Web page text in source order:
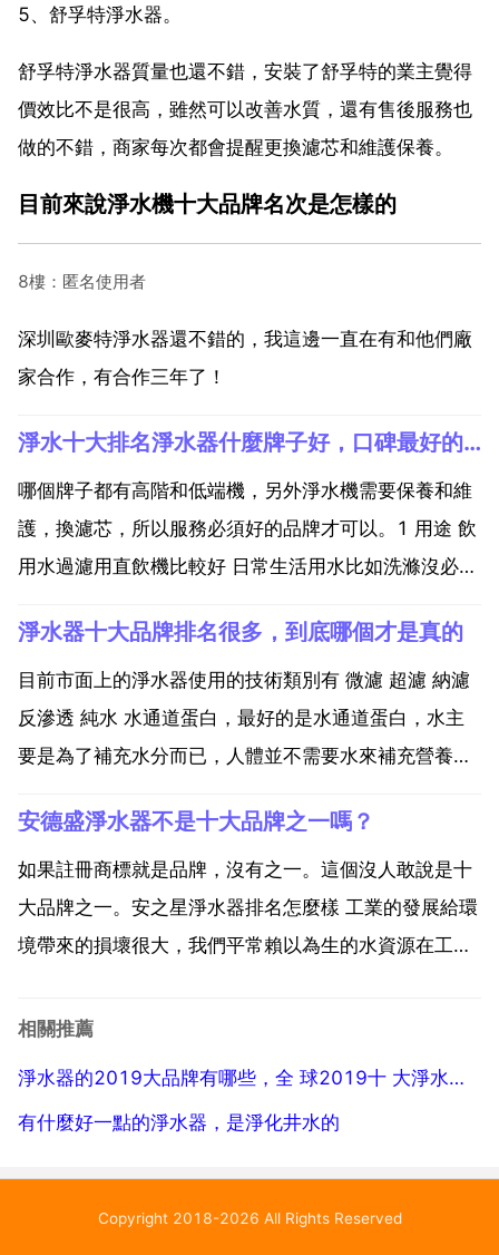
5、舒孚特淨水器。
舒孚特淨水器質量也還不錯，安裝了舒孚特的業主覺得
價效比不是很高，雖然可以改善水質，還有售後服務也
做的不錯，商家每次都會提醒更換濾芯和維護保養。
目前來說淨水機十大品牌名次是怎樣的
8樓：匿名使用者
深圳歐麥特淨水器還不錯的，我這邊一直在有和他們廠
家合作，有合作三年了！
淨水十大排名淨水器什麼牌子好，口碑最好的淨水器排名是什麼
哪個牌子都有高階和低端機，另外淨水機需要保養和維
護，換濾芯，所以服務必須好的品牌才可以。1 用途 飲
用水過濾用直飲機比較好 日常生活用水比如洗滌沒必要
多，異色異味較重，可選用活性炭載量較多的家用淨水
器 水質長期較混濁的自來水淨化時，應選購精密陶瓷
濾...
淨水器十大品牌排名很多，到底哪個才是真的
目前市面上的淨水器使用的技術類別有 微濾 超濾 納濾
反滲透 純水 水通道蛋白，最好的是水通道蛋白，水主
要是為了補充水分而已，人體並不需要水來補充營養，
子，最先要了解的三個內容就是要先問他這款是什麼類
別的機器，目前市面上一般品牌最好的是反滲透 純水
因為...
安德盛淨水器不是十大品牌之一嗎？
如果註冊商標就是品牌，沒有之一。這個沒人敢說是十
大品牌之一。安之星淨水器排名怎麼樣 工業的發展給環
境帶來的損壞很大，我們平常賴以為生的水資源在工業
汙染的問題。隨著科學技術的不斷發展，科學家們研發
相關推薦
淨水器的2019大品牌有哪些，全 球2019十 大淨水器品牌都有哪些？
有什麼好一點的淨水器，是淨化井水的
Copyright 2018-2026 All Rights Reserved